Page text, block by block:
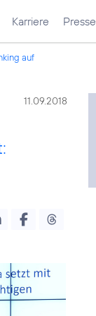
Karriere Presse
auf
11.09.2018